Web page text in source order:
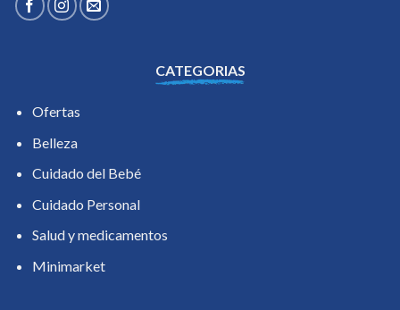
CATEGORIAS
Ofertas
Belleza
Cuidado del Bebé
Cuidado Personal
Salud y medicamentos
Minimarket